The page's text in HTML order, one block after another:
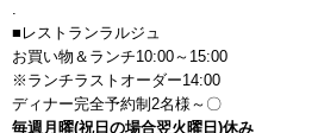
.
■レストランラルジュ
お買い物＆ランチ10:00～15:00
※ランチラストオーダー14:00
ディナー完全予約制2名様～〇
毎週月曜(祝日の場合翌火曜日)休み